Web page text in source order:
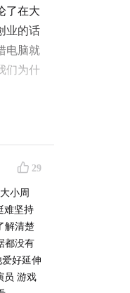
了在大
业的话
电脑就
们为什
29
小周
难坚持
解清楚
都没有
好延伸
员 游戏